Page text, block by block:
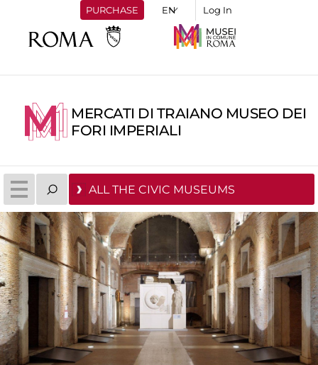
PURCHASE Log In
MERCATI DI TRAIANO MUSEO DEI
FORI IMPERIALI
ALL THE CIVIC MUSEUMS